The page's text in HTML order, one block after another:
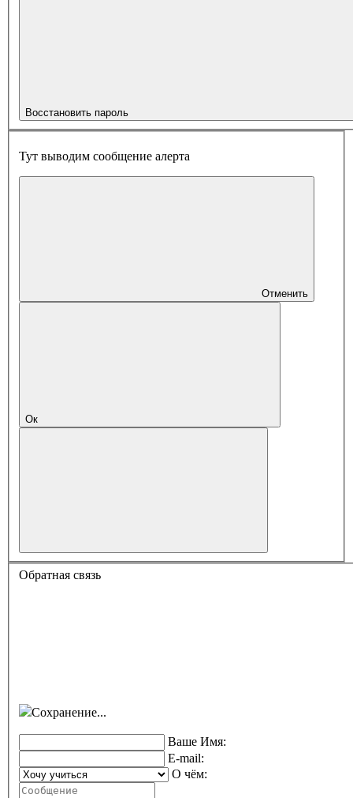
Восстановить пароль
Тут выводим сообщение алерта
Отменить
Ок
Обратная связь
Сохранение...
Ваше Имя:
E-mail:
О чём: